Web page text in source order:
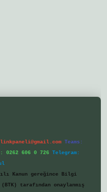
Teams:
0262 606 0 726 Telegram:
Kanun gereğince Bilgi
tarafından onaylanmış